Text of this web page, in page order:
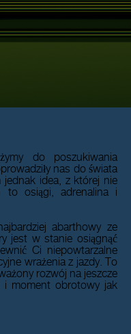
do poszukiwania
nas do świata
jednak idea, z której nie
to osiągi, adrenalina i
abarthowy ze
jest w stanie osiągnąć
Ci niepowtarzalne
wrażenia z jazdy. To
rozwój na jeszcze
i moment obrotowy jak